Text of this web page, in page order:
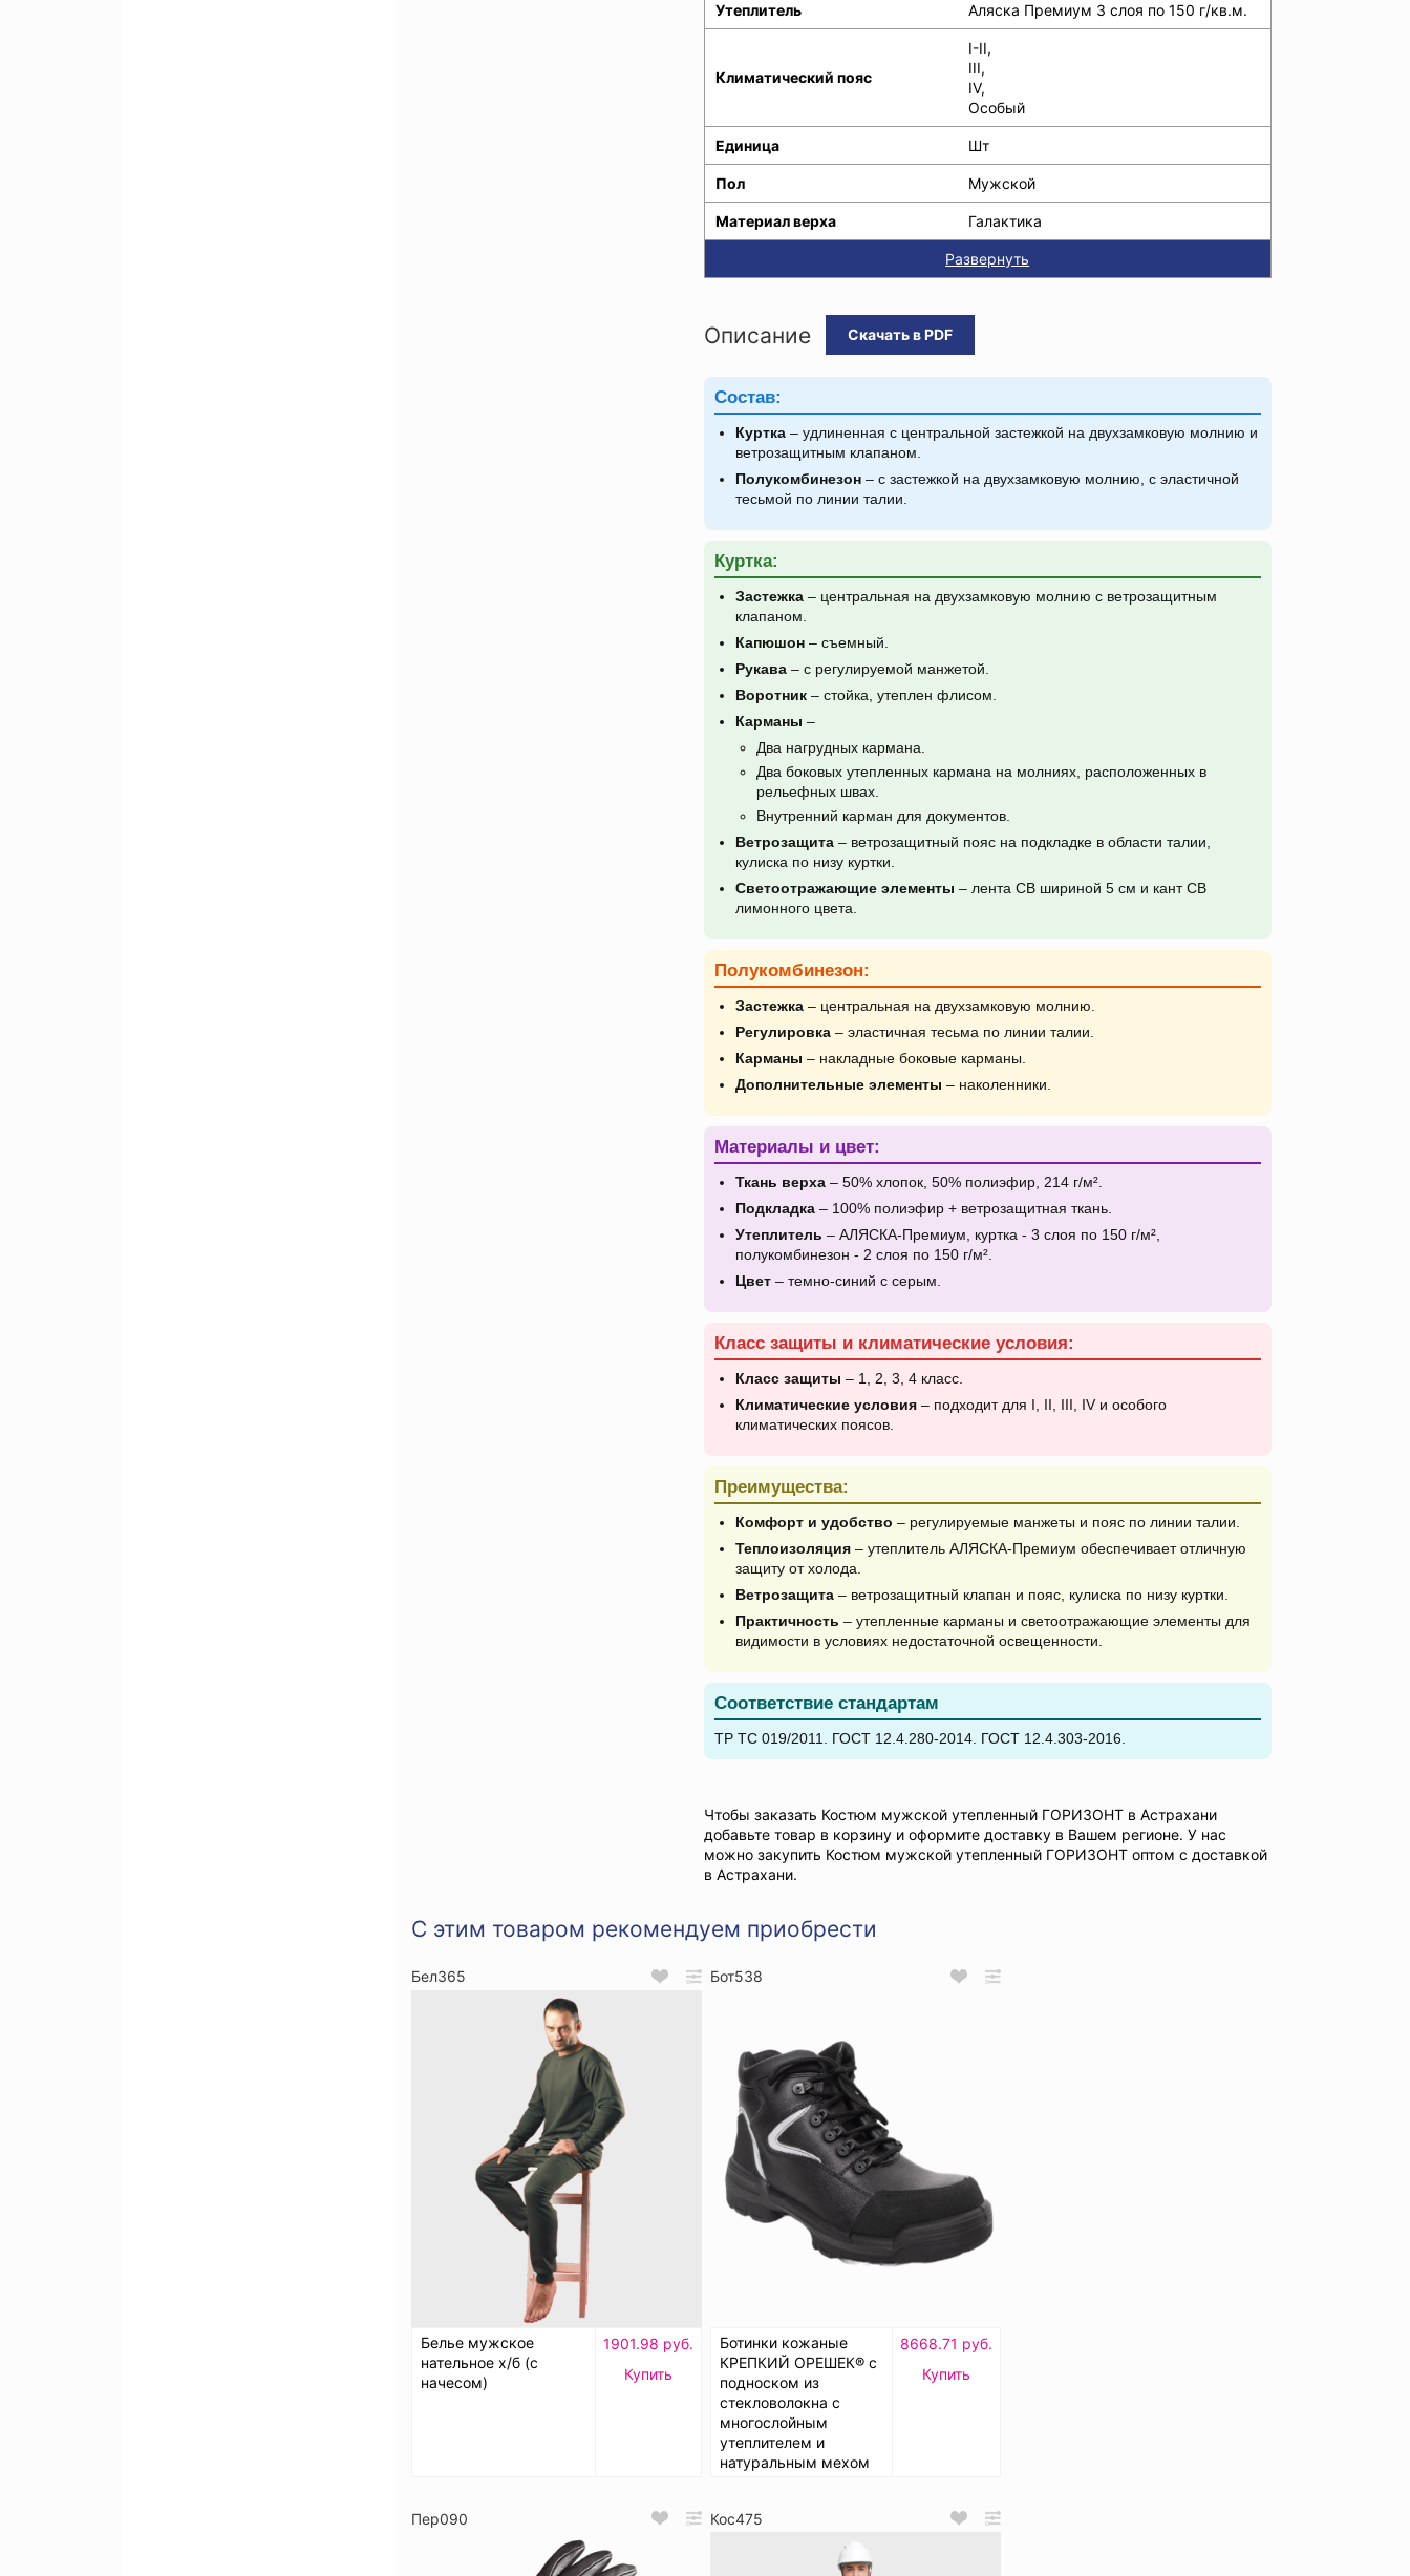
Утеплитель Аляска Премиум 3 слоя по 150 г/кв.м.
Климатический пояс
I-II,
III,
IV,
Особый
Единица Шт
Пол Мужской
Материал верха Галактика
Развернуть
Описание Скачать в PDF
Состав:
Куртка– удлиненная с центральной застежкой на двухзамковую молнию и
ветрозащитным клапаном.
Полукомбинезон– с застежкой на двухзамковую молнию, с эластичной
тесьмой по линии талии.
Куртка:
Застежка– центральная на двухзамковую молнию с ветрозащитным
клапаном.
Капюшон– съемный.
Рукава– с регулируемой манжетой.
Воротник– стойка, утеплен флисом.
Карманы –
Два нагрудных кармана.
Два боковых утепленных кармана на молниях, расположенных в
рельефных швах.
Внутренний карман для документов.
Ветрозащита– ветрозащитный пояс на подкладке в области талии,
кулиска по низу куртки.
Светоотражающие элементы – лента СВ шириной 5 см и кант СВ
лимонного цвета.
Полукомбинезон:
Застежка– центральная на двухзамковую молнию.
Регулировка– эластичная тесьма по линии талии.
Карманы – накладные боковые карманы.
Дополнительные элементы – наколенники.
Материалы и цвет:
Ткань верха– 50% хлопок, 50% полиэфир, 214 г/м².
Подкладка– 100% полиэфир + ветрозащитная ткань.
Утеплитель – АЛЯСКА-Премиум, куртка - 3 слоя по 150 г/м²,
полукомбинезон - 2 слоя по 150 г/м².
Цвет– темно-синий с серым.
Класс защиты и климатические условия:
Класс защиты – 1, 2, 3, 4 класс.
Климатические условия– подходит для I, II, III, IV и особого
климатических поясов.
Преимущества:
Комфорт и удобство – регулируемые манжеты и пояс по линии талии.
Теплоизоляция– утеплитель АЛЯСКА-Премиум обеспечивает отличную
защиту от холода.
Ветрозащита– ветрозащитный клапан и пояс, кулиска по низу куртки.
Практичность – утепленные карманы и светоотражающие элементы для
видимости в условиях недостаточной освещенности.
Соответствие стандартам
ТР ТС 019/2011. ГОСТ 12.4.280-2014. ГОСТ 12.4.303-2016.
Чтобы заказать Костюм мужской утепленный ГОРИЗОНТ в Астрахани
добавьте товар в корзину и оформите доставку в Вашем регионе. У нас
можно закупить Костюм мужской утепленный ГОРИЗОНТ оптом с доставкой
в Астрахани.
С этим товаром рекомендуем приобрести
Бел365
Белье мужское
нательное х/б (с
начесом)
1901.98 руб.
Купить
Бот538
Ботинки кожаные
КРЕПКИЙ ОРЕШЕК® с
подноском из
стекловолокна с
многослойным
утеплителем и
натуральным мехом
8668.71 руб.
Купить
Пер090 Кос475